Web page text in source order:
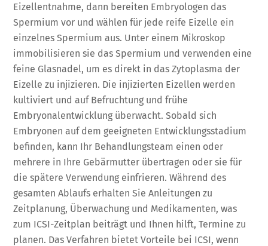
Eizellentnahme, dann bereiten Embryologen das
Spermium vor und wählen für jede reife Eizelle ein
einzelnes Spermium aus. Unter einem Mikroskop
immobilisieren sie das Spermium und verwenden eine
feine Glasnadel, um es direkt in das Zytoplasma der
Eizelle zu injizieren. Die injizierten Eizellen werden
kultiviert und auf Befruchtung und frühe
Embryonalentwicklung überwacht. Sobald sich
Embryonen auf dem geeigneten Entwicklungsstadium
befinden, kann Ihr Behandlungsteam einen oder
mehrere in Ihre Gebärmutter übertragen oder sie für
die spätere Verwendung einfrieren. Während des
gesamten Ablaufs erhalten Sie Anleitungen zu
Zeitplanung, Überwachung und Medikamenten, was
zum ICSI-Zeitplan beiträgt und Ihnen hilft, Termine zu
planen. Das Verfahren bietet Vorteile bei ICSI, wenn